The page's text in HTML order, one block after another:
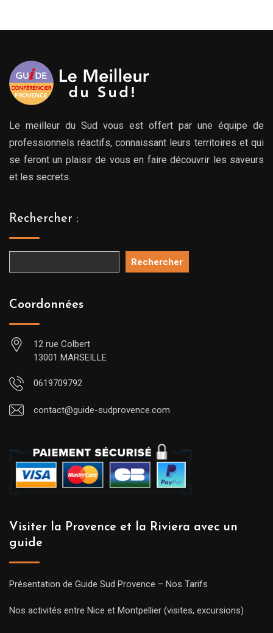
Le meilleur du Sud vous est offert par une équipe de
professionnels réactifs, connaissant leurs territoires et qui
se feront un plaisir de vous en faire découvrir les saveurs
et les secrets.
Rechercher :
Rechercher
Coordonnées
12 rue Colbert
13001 MARSEILLE
0619709792
contact@guide-sudprovence.com
Visiter la Provence et la Riviera avec un
guide
Présentation de Guide Sud Provence – Nos Tarifs
Nos activités entre Nice et Montpellier (visites, excursions)